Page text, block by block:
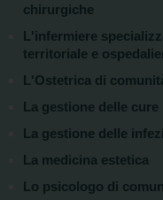
chirurgiche
L'infermiere
territoriale e
L'Ostetrica di
La gestione delle
La gestione delle
La medicina estetica
Lo psicologo di